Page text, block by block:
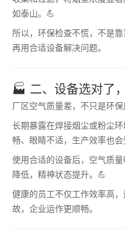
如泰山。💪
所以，环保检查不慌，不是
再用合适设备解决问题。
🏭 二、设备选对了
厂区空气质量差，不只是环
长期暴露在焊接烟尘或粉尘
畅、眼睛不适，生产效率也会
使用合适的设备后，空气质
降低，精神状态提升。💪
健康的员工不仅工作效率高
故，企业运作更顺畅。